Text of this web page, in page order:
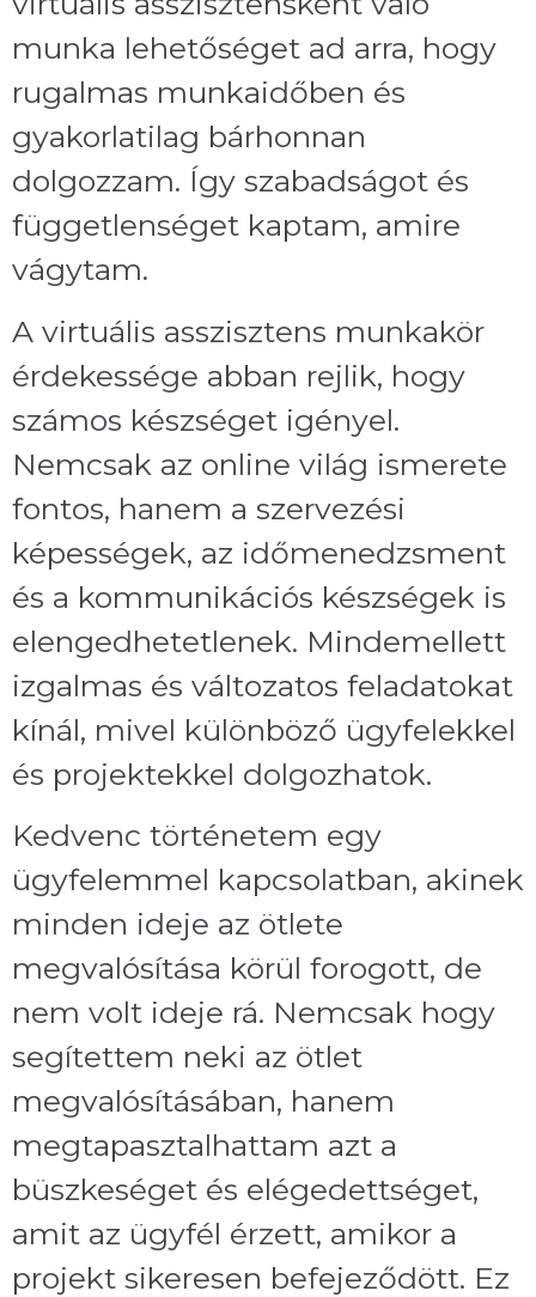
munka lehetőséget ad arra, hogy
rugalmas munkaidőben és
gyakorlatilag bárhonnan
dolgozzam. Így szabadságot és
függetlenséget kaptam, amire
vágytam.
A virtuális asszisztens munkakör
érdekessége abban rejlik, hogy
számos készséget igényel.
Nemcsak az online világ ismerete
fontos, hanem a szervezési
képességek, az időmenedzsment
és a kommunikációs készségek is
elengedhetetlenek. Mindemellett
izgalmas és változatos feladatokat
kínál, mivel különböző ügyfelekkel
és projektekkel dolgozhatok.
Kedvenc történetem egy
ügyfelemmel kapcsolatban, akinek
minden ideje az ötlete
megvalósítása körül forogott, de
nem volt ideje rá. Nemcsak hogy
segítettem neki az ötlet
megvalósításában, hanem
megtapasztalhattam azt a
büszkeséget és elégedettséget,
amit az ügyfél érzett, amikor a
projekt sikeresen befejeződött. Ez